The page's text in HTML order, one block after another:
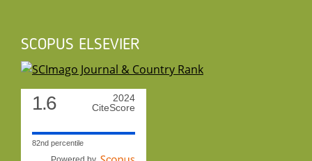
SCOPUS ELSEVIER
1.6
2024
CiteScore
82nd percentile